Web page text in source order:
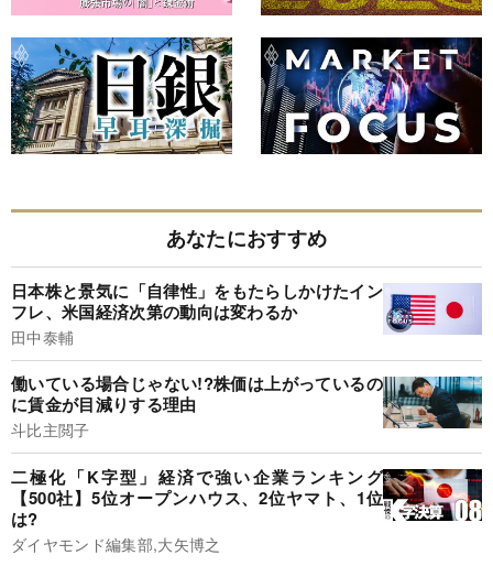
あなたにおすすめ
日本株と景気に「自律性」をもたらしかけたイン
フレ、米国経済次第の動向は変わるか
田中泰輔
働いている場合じゃない!?株価は上がっているの
に賃金が目減りする理由
斗比主閲子
二極化「K字型」経済で強い企業ランキング
【500社】5位オープンハウス、2位ヤマト、1位
は?
ダイヤモンド編集部,大矢博之